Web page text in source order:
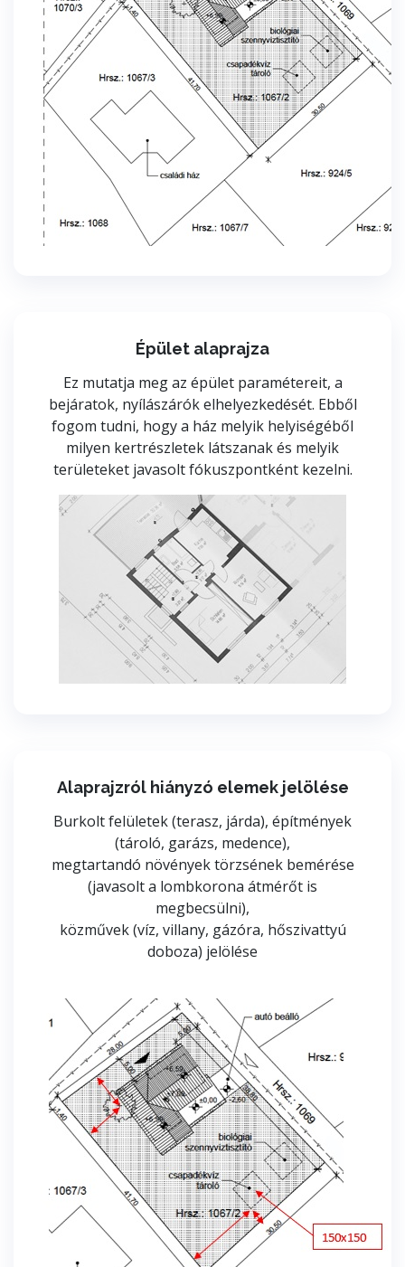
Épület alaprajza
Ez mutatja meg az épület paramétereit, a
bejáratok, nyílászárók elhelyezkedését. Ebből
fogom tudni, hogy a ház melyik helyiségéből
milyen kertrészletek látszanak és melyik
területeket javasolt fókuszpontként kezelni.
Alaprajzról hiányzó elemek jelölése
Burkolt felületek (terasz, járda), építmények
(tároló, garázs, medence),
megtartandó növények törzsének bemérése
(javasolt a lombkorona átmérőt is
megbecsülni),
közművek (víz, villany, gázóra, hőszivattyú
doboza) jelölése